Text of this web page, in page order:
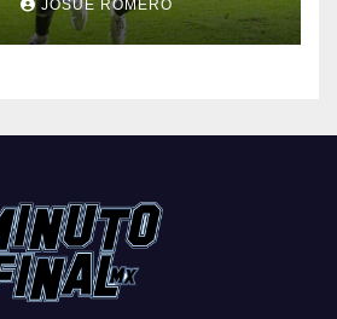
JOSUÉ ROMERO